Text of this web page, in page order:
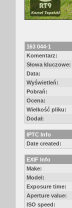
163 044-1
Komentarz:
Słowa kluczowe:
Data:
Wyświetleń:
Pobrań:
Ocena:
Wielkość pliku:
Dodał:
IPTC Info
Date created:
EXIF Info
Make:
Model:
Exposure time:
Aperture value:
ISO speed: